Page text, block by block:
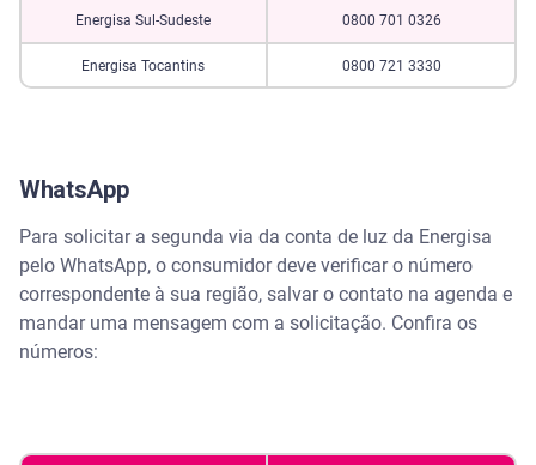
Energisa Sul-Sudeste 0800 701 0326
Energisa Tocantins 0800 721 3330
WhatsApp
Para solicitar a segunda via da conta de luz da Energisa
pelo WhatsApp, o consumidor deve verificar o número
correspondente à sua região, salvar o contato na agenda e
mandar uma mensagem com a solicitação. Confira os
números: